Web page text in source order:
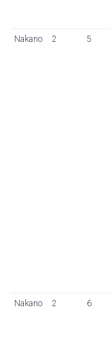
Nakano 2 5
Nakano 2 6